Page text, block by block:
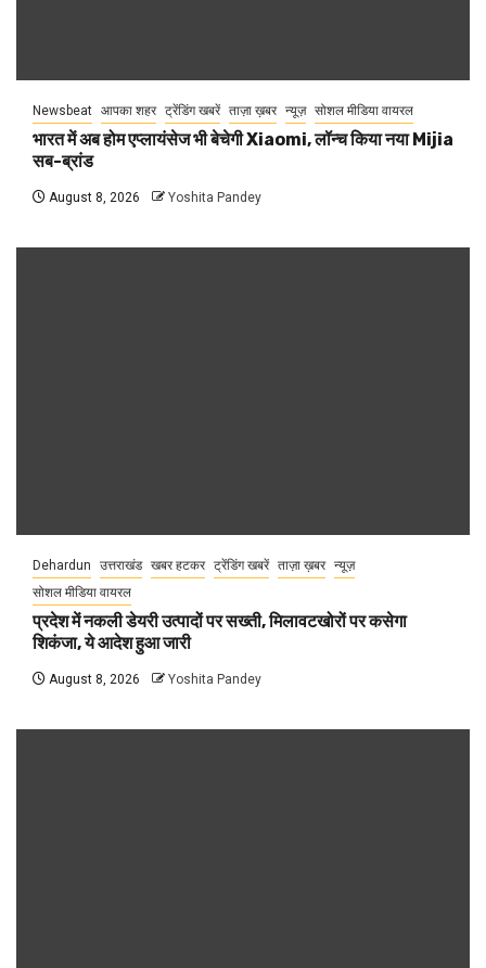
Newsbeat आपका शहर ट्रेंडिंग खबरें ताज़ा ख़बर न्यूज़ सोशल मीडिया वायरल
भारत में अब होम एप्लायंसेज भी बेचेगी Xiaomi, लॉन्च किया नया Mijia
सब-ब्रांड
August 8, 2026 Yoshita Pandey
Dehardun उत्तराखंड खबर हटकर ट्रेंडिंग खबरें ताज़ा ख़बर न्यूज़
सोशल मीडिया वायरल
प्रदेश में नकली डेयरी उत्पादों पर सख्ती, मिलावटखोरों पर कसेगा
शिकंजा, ये आदेश हुआ जारी
August 8, 2026 Yoshita Pandey